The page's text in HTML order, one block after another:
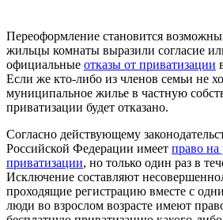
Переоформление становится
жильцы комнаты выразили согласие
официальные отказы от приватизации
Если же кто-либо из членов семьи не
муниципальное жилье в частную
приватизации будет отказано.
Согласно действующему
Российской Федерации имеет право на
приватизации, но только один раз в
Исключение составляют
проходящие регистрацию вместе с
люди во взрослом возрасте имеют